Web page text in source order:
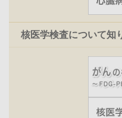
核医学検査について知